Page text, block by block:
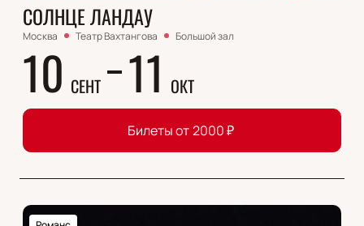
СОЛНЦЕ ЛАНДАУ
Москва Театр Вахтангова Большой зал
10 СЕНТ 11 ОКТ
Билеты от 2000₽